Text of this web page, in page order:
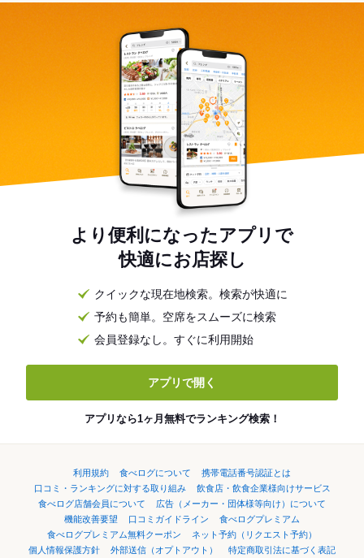
より便利になったアプリで
快適にお店探し
クイックな現在地検索。検索が快適に
予約も簡単。空席をスムーズに検索
会員登録なし。すぐに利用開始
アプリで開く
アプリなら1ヶ月無料でランキング検索！
利用規約 食べログについて
携帯電話番号認証とは
口コミ・ランキングに対する取り組み
飲食店・飲食企業様向けサービス
食べログ店舗会員について
広告（メーカー・団体様等向け）について
機能改善要望
口コミガイドライン
食べログプレミアム
食べログプレミアム無料クーポン
ネット予約（リクエスト予約）
個人情報保護方針
外部送信（オプトアウト） 特定商取引法に基づく表記